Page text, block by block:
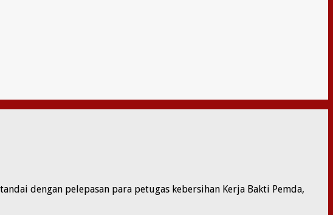
dengan pelepasan para petugas kebersihan Kerja Bakti Pemda,